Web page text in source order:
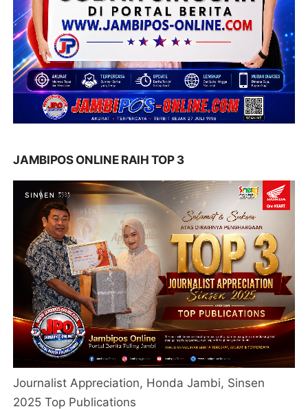
JAMBIPOS ONLINE RAIH TOP 3
Journalist Appreciation, Honda Jambi, Sinsen
2025 Top Publications